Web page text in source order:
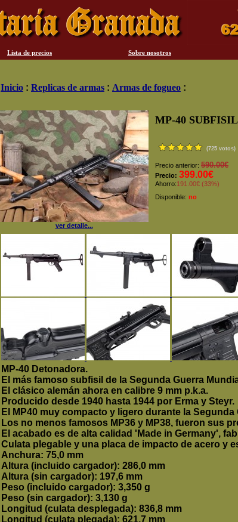
Lista de precios Sobre nosotros
Inicio : Replicas de armas : Armas de fogueo :
ver detalle...
MP-40
(725 votos)
Precio anterior: 590.00€
Precio: 399.00€
Ahorro:191.00€ (33%)
Disponible: no
MP-40 Detonadora.
El más famoso subfisil de la Segunda Guerra
El clásico alemán ahora en calibre 9 mm p.k.a.
Producido desde 1940 hasta 1944 por Erma y Steyr.
El MP40 muy compacto y ligero durante la
Los no menos famosos MP36 y MP38, fueron sus
El acabado es de alta calidad 'Made in Germany',
Culata plegable y una placa de impacto de acero y
Anchura: 75,0 mm
Altura (incluido cargador): 286,0 mm
Altura (sin cargador): 197,6 mm
Peso (incluido cargador): 3,350 g
Peso (sin cargador): 3,130 g
Longitud (culata desplegada): 836,8 mm
Longitud (culata plegada): 621,7 mm